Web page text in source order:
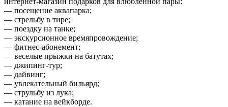
— посещение аквапарка;
— стрельбу в тире;
— поездку на танке;
— экскурсионное времяпровождение;
— фитнес-абонемент;
— веселые прыжки на батутах;
— джипинг-тур;
— дайвинг;
— увлекательный бильярд;
— струльбу из лука;
— катание на вейкборде.